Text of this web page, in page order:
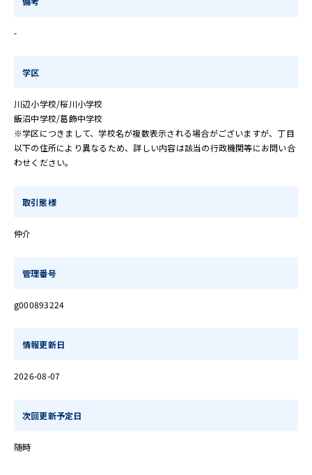
-
学区
川辺小学校/桜川小学校
飯沼中学校/葛飾中学校
※学区につきまして、学校名が複数表示される場合がございますが、丁目
以下の住所により異なるため、詳しい内容は該当の行政機関等にお問い合
わせください。
取引態様
仲介
管理番号
g000893224
情報更新日
2026-08-07
次回更新予定日
随時